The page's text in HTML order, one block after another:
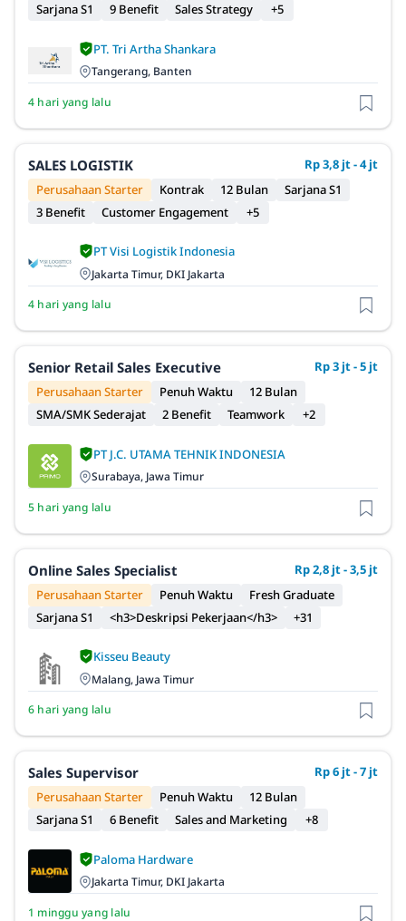
Sarjana S1
9 Benefit Sales Strategy +5
PT. Tri Artha Shankara
Tangerang, Banten
4 hari yang lalu
SALES LOGISTIK
Rp 3,8 jt - 4 jt
Perusahaan Starter
Kontrak 12 Bulan
Sarjana S1
3 Benefit
Customer Engagement +5
PT Visi Logistik Indonesia
Jakarta Timur, DKI Jakarta
4 hari yang lalu
Senior Retail Sales Executive
Rp 3 jt - 5 jt
Perusahaan Starter
Penuh Waktu
12 Bulan
SMA/SMK Sederajat
2 Benefit Teamwork +2
PT J.C. UTAMA TEHNIK INDONESIA
Surabaya, Jawa Timur
5 hari yang lalu
Online Sales Specialist
Rp 2,8 jt - 3,5 jt
Perusahaan Starter
Penuh Waktu
Fresh Graduate
Sarjana S1
<h3>Deskripsi Pekerjaan</h3> +31
Kisseu Beauty
Malang, Jawa Timur
6 hari yang lalu
Sales Supervisor
Rp 6 jt - 7 jt
Perusahaan Starter
Penuh Waktu
12 Bulan
Sarjana S1
6 Benefit Sales and Marketing +8
Paloma Hardware
Jakarta Timur, DKI Jakarta
1 minggu yang lalu